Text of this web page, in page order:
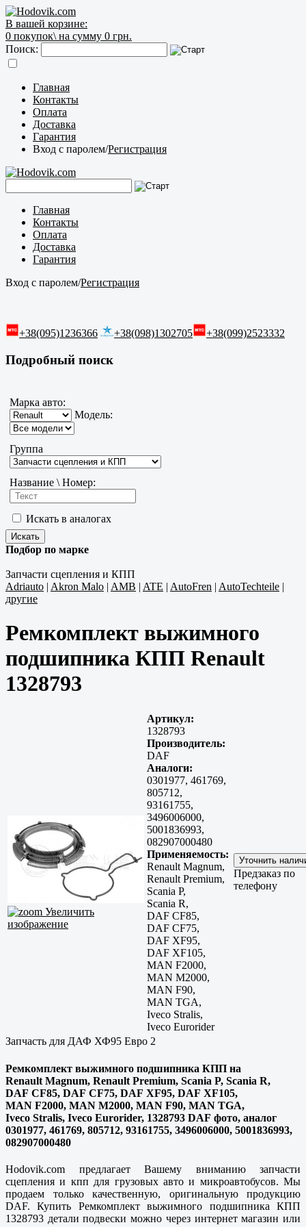
В вашей корзине:
0 покупок\ на сумму 0 грн.
Поиск:
Главная
Контакты
Оплата
Доставка
Гарантия
Вход с паролем/Регистрация
Главная
Контакты
Оплата
Доставка
Гарантия
Вход с паролем/Регистрация
+38(095)1236366 +38(098)1302705 +38(099)2523332
Подробный поиск
Марка авто:
Модель:
Группа
Название \ Номер:
Искать в аналогах
Подбор по марке
Запчасти сцепления и КПП
Adriauto | Akron Malo | AMB | ATE | AutoFren | AutoTechteile |
другие
Ремкомплект выжимного
подшипника КПП Renault
1328793
Увеличить
изображение
Артикул:
1328793
Производитель:
DAF
Аналоги:
0301977, 461769,
805712,
93161755,
3496006000,
5001836993,
082907000480
Применяемость:
Renault Magnum,
Renault Premium,
Scania P,
Scania R,
DAF CF85,
DAF CF75,
DAF XF95,
DAF XF105,
MAN F2000,
MAN M2000,
MAN F90,
MAN TGA,
Iveco Stralis,
Iveco Eurorider
Предзаказ по
телефону
Запчасть для ДАФ ХФ95 Евро 2
Ремкомплект выжимного подшипника КПП на
Renault Magnum, Renault Premium, Scania P, Scania R,
DAF CF85, DAF CF75, DAF XF95, DAF XF105,
MAN F2000, MAN M2000, MAN F90, MAN TGA,
Iveco Stralis, Iveco Eurorider, 1328793 DAF фото, аналог
0301977, 461769, 805712, 93161755, 3496006000, 5001836993,
082907000480
Hodovik.com предлагает Вашему вниманию запчасти
сцепления и кпп для грузовых авто и микроавтобусов. Мы
продаем только качественную, оригинальную продукцию
DAF. Купить Ремкомплект выжимного подшипника КПП
1328793 детали подвески можно через интернет магазин или